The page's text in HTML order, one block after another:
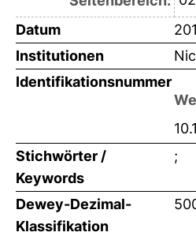
Datum
Institutionen
Identifikationsnummer
Stichwörter /
Keywords
;
Dewey-Dezimal-
Klassifikation